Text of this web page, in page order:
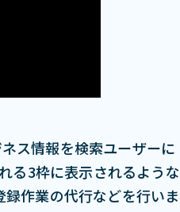
ス情報を検索ユーザーに
る3枠に表⽰されるような
作業の代⾏などを⾏いま